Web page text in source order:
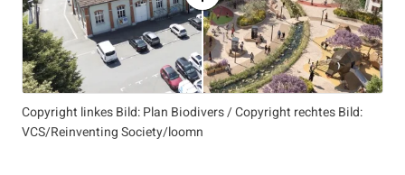
Copyright linkes Bild: Plan Biodivers / Copyright rechtes Bild:
VCS/Reinventing Society/loomn